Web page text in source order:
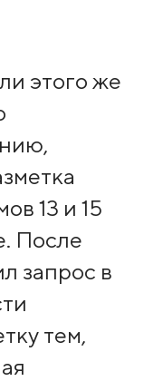
этого же
13 и 15
После
запрос в
тем,